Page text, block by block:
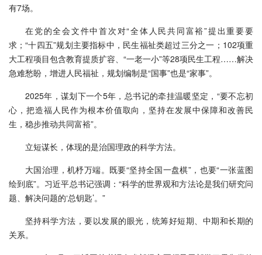
有7场。
在党的全会文件中首次对“全体人民共同富裕”提出重要要
求；“十四五”规划主要指标中，民生福祉类超过三分之一；102项重
大工程项目包含教育提质扩容、“一老一小”等28项民生工程……解决
急难愁盼，增进人民福祉，规划编制是“国事”也是“家事”。
2025年，谋划下一个5年，总书记的牵挂温暖坚定，“要不忘初
心，把造福人民作为根本价值取向，坚持在发展中保障和改善民
生，稳步推动共同富裕”。
立短谋长，体现的是治国理政的科学方法。
大国治理，机杼万端。既要“坚持全国一盘棋”，也要“一张蓝图
绘到底”。习近平总书记强调：“科学的世界观和方法论是我们研究问
题、解决问题的‘总钥匙’。”
坚持科学方法，要以发展的眼光，统筹好短期、中期和长期的
关系。